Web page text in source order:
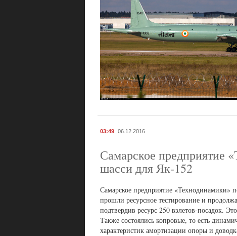
03:49 06.12.2016
Самарское предприятие
шасси для Як-152
Самарское предприятие «Технодинамики»
прошли ресурсное тестирование и
подтвердив ресурс 250 взлетов-посадок.
Также состоялись копровые, то есть
характеристик амортизации опоры и